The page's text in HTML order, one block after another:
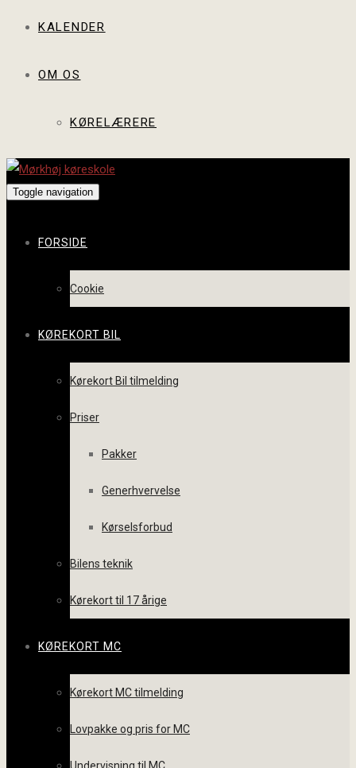
KALENDER
OM OS
KØRELÆRERE
Toggle navigation
FORSIDE
Cookie
KØREKORT BIL
Kørekort Bil tilmelding
Priser
Pakker
Generhvervelse
Kørselsforbud
Bilens teknik
Kørekort til 17 årige
KØREKORT MC
Kørekort MC tilmelding
Lovpakke og pris for MC